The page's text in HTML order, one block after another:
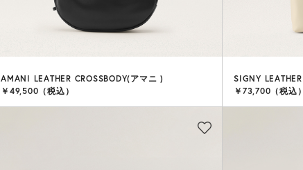
AMANI LEATHER CROSSBODY(アマニ )
￥49,500（税込）
SIGNY
￥73,700（税込）